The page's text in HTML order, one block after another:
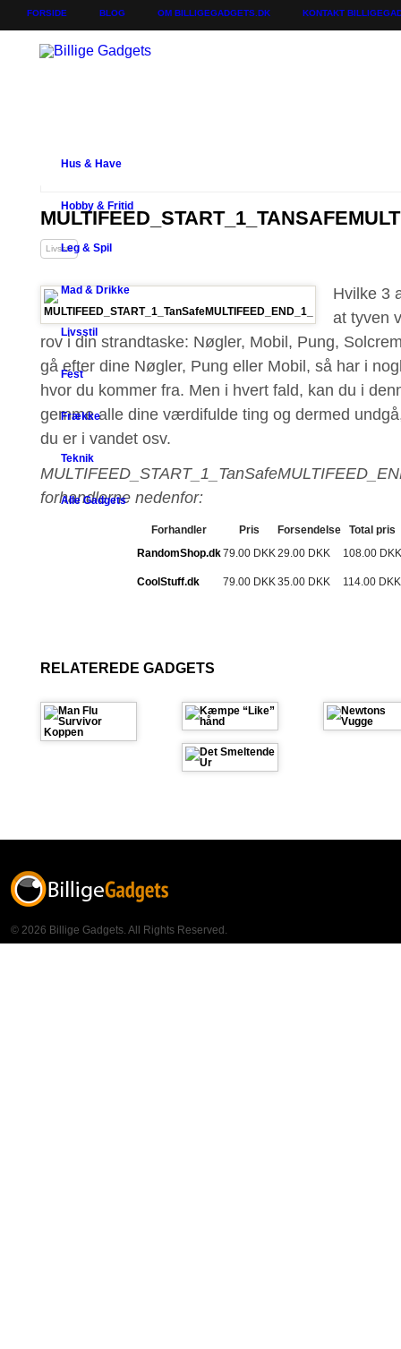
FORSIDE BLOG OM BILLIGEGADGETS.DK KONTAKT
Hus & Have
Hobby & Fritid
Leg & Spil
Mad & Drikke
Livsstil
Fest
Frække
Teknik
Alle Gadgets
Livsstil
Hvilke 3
at tyven
rov i din strandtaske: Nøgler, Mobil, Pung,
gå efter dine Nøgler, Pung eller Mobil, så har i
hvor du kommer fra. Men i hvert fald, kan du i
gemme alle dine værdifulde ting og dermed
du er i vandet osv.
forhandlerne nedenfor:
Forhandler Pris Forsendelse
Total pris
RandomShop.dk79.00 DKK29.00 DKK 108.00 DKK
CoolStuff.dk 79.00 DKK35.00 DKK 114.00 DKK
RELATEREDE GADGETS
© 2026 Billige Gadgets. All Rights Reserved.